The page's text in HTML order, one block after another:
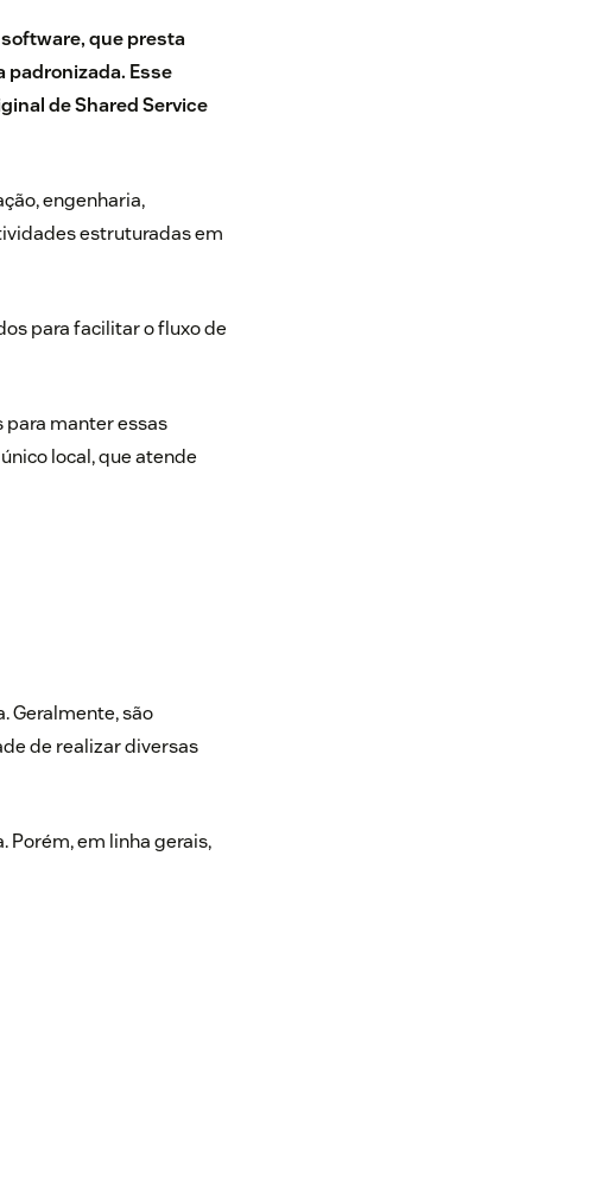
que presta
padronizada. Esse
de Shared Service
engenharia,
estruturadas em
para facilitar ofluxo de
para manter essas
local, que atende
Geralmente, são
de realizar diversas
Porém, em linha gerais,